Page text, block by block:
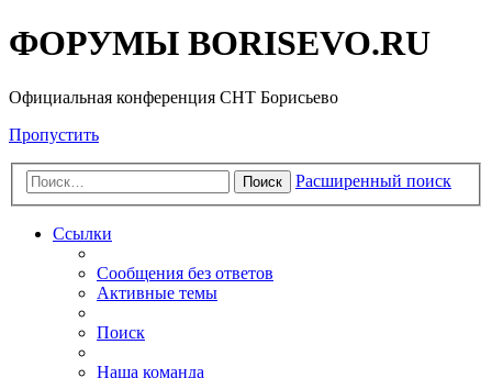
ФОРУМЫ BORISEVO.RU
Официальная конференция СНТ Борисьево
Пропустить
Поиск Расширенный поиск
Ссылки
Сообщения без ответов
Активные темы
Поиск
Наша команда